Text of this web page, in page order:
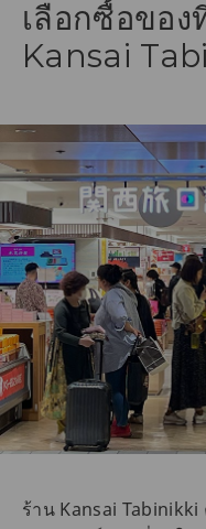
เลือกซื้อขอ
Kansai
ร้าน Kansai